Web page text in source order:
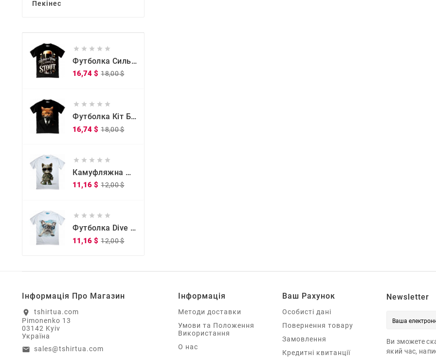
Пекінес
    
Футболка Сильна, Як Міцне Кохання
16,74 $ 18,00 $
    
Футболка Кіт Бос
16,74 $ 18,00 $
    
Камуфляжна Футболка Kitty Commander
11,16 $ 12,00 $
    
Футболка Dive Doggy Dive Doggy
11,16 $ 12,00 $
Інформація Про Магазин
location_on
tshirtua.com
Pimonenko 13
03142 Kyiv
Україна
email sales@tshirtua.com
Інформація
Методи доставки
Умови та Положення
Використання
О нас
Ваш Рахунок
Особисті дані
Повернення товару
Замовлення
Кредитні квитанції
Newsletter
Ви зможете
який час,